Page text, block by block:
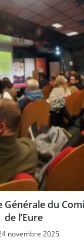
Générale du
de l’Eure
novembre 2025